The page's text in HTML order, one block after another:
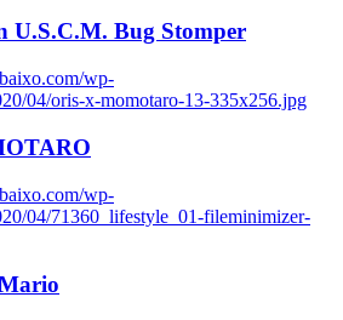
U.S.C.M. Bug Stomper
wp-
04/oris-x-momotaro-13-335x256.jpg
wp-
04/71360_lifestyle_01-fileminimizer-